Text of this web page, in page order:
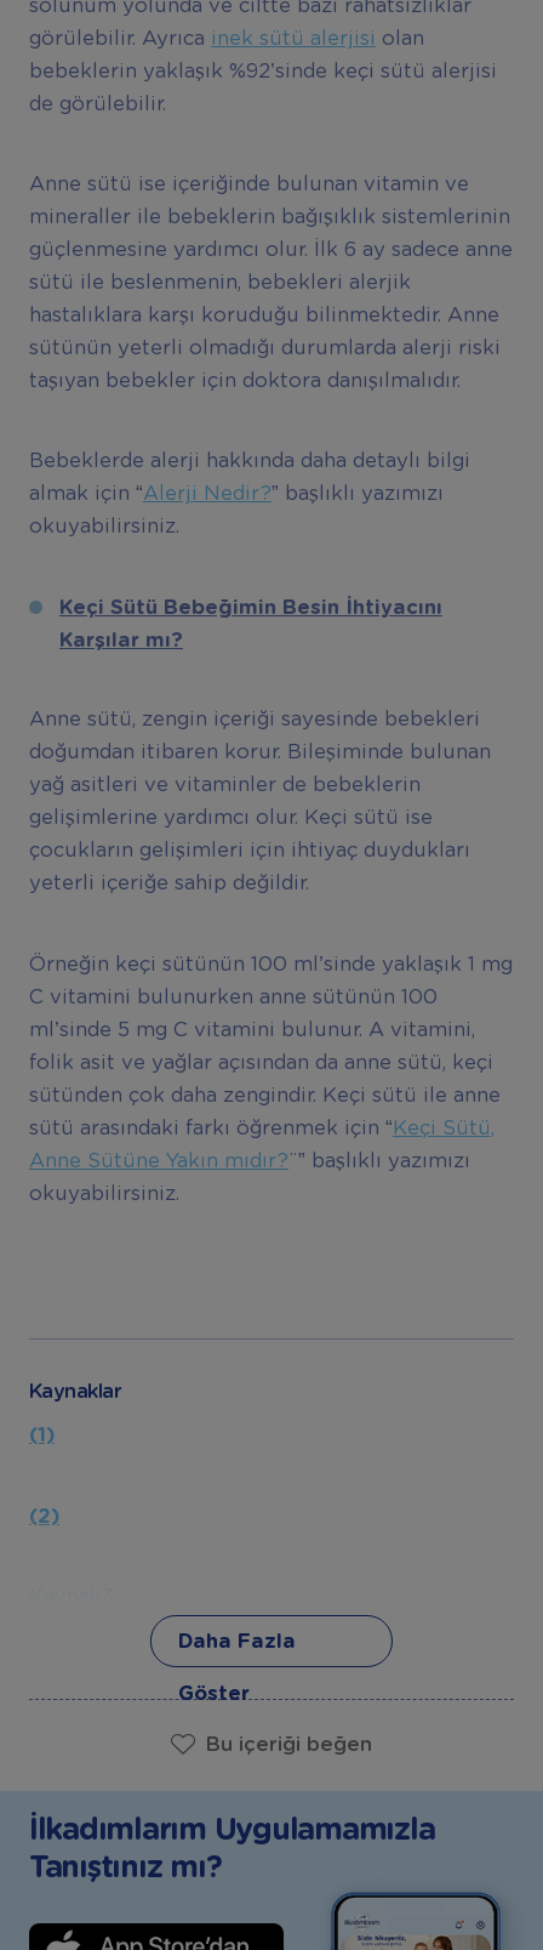
solunum yolunda ve ciltte bazı rahatsızlıklar
görülebilir. Ayrıca inek sütü alerjisi olan
bebeklerin yaklaşık %92’sinde keçi sütü alerjisi
de görülebilir.
Anne sütü ise içeriğinde bulunan vitamin ve
mineraller ile bebeklerin bağışıklık sistemlerinin
güçlenmesine yardımcı olur. İlk 6 ay sadece anne
sütü ile beslenmenin, bebekleri alerjik
hastalıklara karşı koruduğu bilinmektedir. Anne
sütünün yeterli olmadığı durumlarda alerji riski
taşıyan bebekler için doktora danışılmalıdır.
Bebeklerde alerji hakkında daha detaylı bilgi
almak için “Alerji Nedir?” başlıklı yazımızı
okuyabilirsiniz.
Keçi Sütü Bebeğimin Besin İhtiyacını
Karşılar mı?
Anne sütü, zengin içeriği sayesinde bebekleri
doğumdan itibaren korur. Bileşiminde bulunan
yağ asitleri ve vitaminler de bebeklerin
gelişimlerine yardımcı olur. Keçi sütü ise
çocukların gelişimleri için ihtiyaç duydukları
yeterli içeriğe sahip değildir.
Örneğin keçi sütünün 100 ml’sinde yaklaşık 1 mg
C vitamini bulunurken anne sütünün 100
ml’sinde 5 mg C vitamini bulunur. A vitamini,
folik asit ve yağlar açısından da anne sütü, keçi
sütünden çok daha zengindir. Keçi sütü ile anne
sütü arasındaki farkı öğrenmek için “ Keçi Sütü,
Anne Sütüne Yakın mıdır?¨” başlıklı yazımızı
okuyabilirsiniz.
Kaynaklar
(1)
(2)
Daha Fazla
Göster
Bu içeriği beğen
İlkadımlarım Uygulamamızla
Tanıştınız mı?